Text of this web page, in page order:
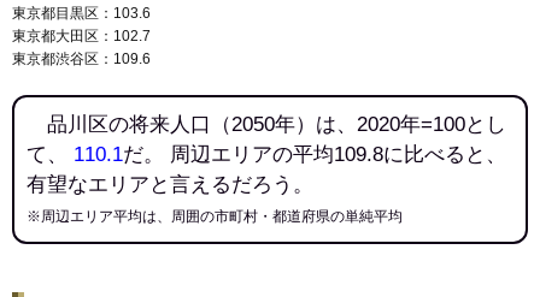
東京都目黒区：103.6
東京都大田区：102.7
東京都渋谷区：109.6
品川区の将来人口（2050年）は、2020年=100とし
て、 110.1だ。 周辺エリアの平均109.8に比べると、
有望なエリアと言えるだろう。
※周辺エリア平均は、周囲の市町村・都道府県の単純平均